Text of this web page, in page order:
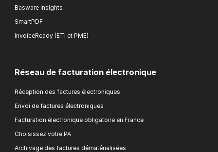
Basware Insights
SmartPDF
InvoiceReady (ETI et PME)
Réseau de facturation électronique
Réception des factures électroniques
Envoi de factures électroniques
Facturation électronique obligatoire en France
Choisissez votre PA
Archivage des factures dématérialisées